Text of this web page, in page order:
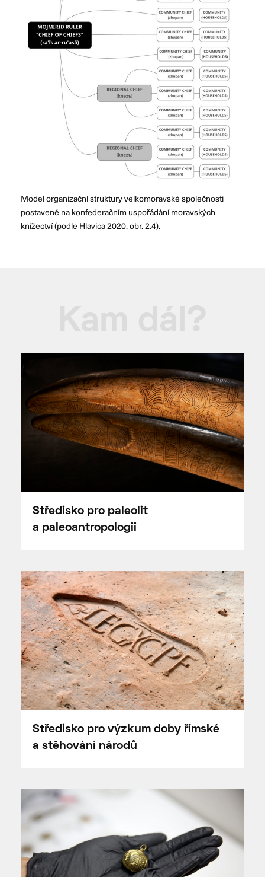
Model organizační struktury velkomoravské společnosti
postavené na konfederačním uspořádání moravských
knížectví (podle Hlavica 2020, obr. 2.4).
Středisko pro paleolit
a paleoantropologii
Středisko pro výzkum doby římské
a stěhování národů